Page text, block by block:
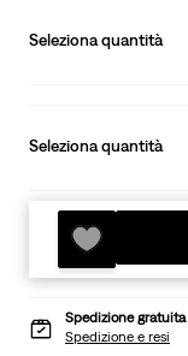
Seleziona quantità
Seleziona quantità
Spedizione gratuita
Spedizione e resi